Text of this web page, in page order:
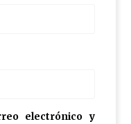
electrónico y